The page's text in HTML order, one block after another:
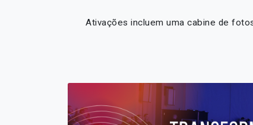
Ativações incluem uma cabine de